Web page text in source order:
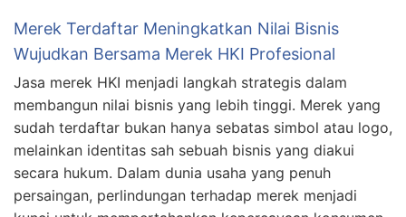
Merek Terdaftar Meningkatkan Nilai Bisnis
Wujudkan Bersama Merek HKI Profesional
Jasa merek HKI menjadi langkah strategis dalam
membangun nilai bisnis yang lebih tinggi. Merek yang
sudah terdaftar bukan hanya sebatas simbol atau logo,
melainkan identitas sah sebuah bisnis yang diakui
secara hukum. Dalam dunia usaha yang penuh
persaingan, perlindungan terhadap merek menjadi